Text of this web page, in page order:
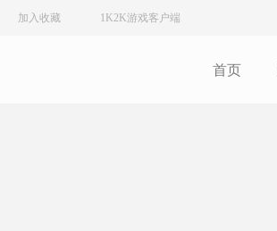
加入收藏 1K2K游戏客户端
首页